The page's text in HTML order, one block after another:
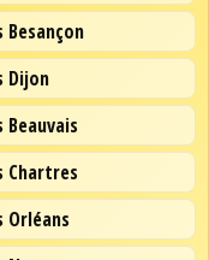
Dijon
Chartres